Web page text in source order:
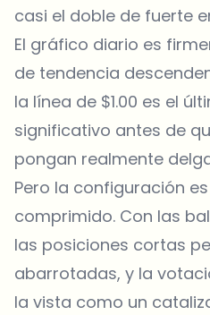
casi el doble de fuerte
El gráfico diario es
de tendencia
la línea de $1.00 es el
significativo antes de
pongan realmente
Pero la configuración
comprimido. Con las
las posiciones cortas
abarrotadas, y la
la vista como un